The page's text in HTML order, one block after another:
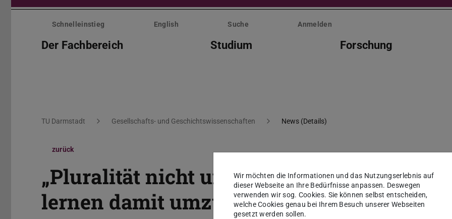
Menü
überspringenSchnelleinstieg English Suche Anmelden
Der Fachbereich Studium Forschung
Sie befinden sich hier:
TU Darmstadt Gesellschafts- und Geschichtswissenschaften News (Details)
zurück
„Pluralität nicht unterdrücken, sondern
lernen damit umzugehen.“
Wir möchten die Informationen und das Nutzungserlebnis auf
dieser Webseite an Ihre Bedürfnisse anpassen. Deswegen
verwenden wir sog. Cookies. Sie können selbst entscheiden,
welche Cookies genau bei Ihrem Besuch unserer Webseiten
gesetzt werden sollen.